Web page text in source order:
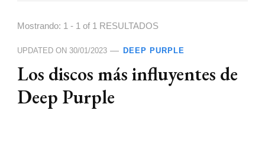
Mostrando: 1 - 1 of 1 RESULTADOS
UPDATED ON 30/01/2023 DEEP PURPLE
Los discos más influyentes de
Deep Purple